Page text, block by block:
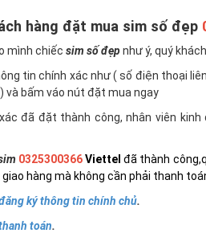
hàng đặt mua sim số đẹp
mình chiếcsim số đẹpnhư ý, quý
tin chính xác như ( số điện thoại
và bấm váo nút đặt mua ngay
đã đặt thành công, nhân viên
0325300366Viettelđã thành
hàng mà không cần phải thanh
ký thông tin chính chủ.
toán.